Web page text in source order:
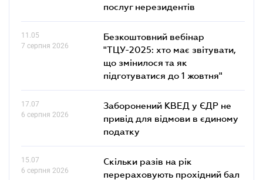
послуг нерезидентів
11.05
7 серпня 2026
Безкоштовний вебінар
"ТЦУ-2025: хто має звітувати,
що змінилося та як
підготуватися до 1 жовтня"
17.07
6 серпня 2026
Заборонений КВЕД у ЄДР не
привід для відмови в єдиному
податку
15.07
6 серпня 2026
Скільки разів на рік
перераховують прохідний бал